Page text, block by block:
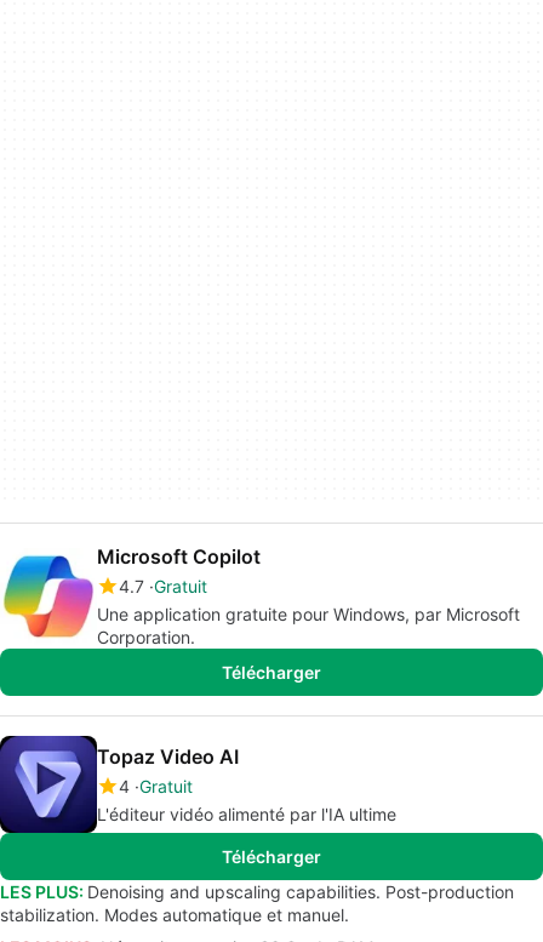
Microsoft Copilot
4.7 Gratuit
Une application gratuite pour Windows, par Microsoft
Corporation.
Télécharger
Topaz Video AI
4 Gratuit
L'éditeur vidéo alimenté par l'IA ultime
Télécharger
LES PLUS: Denoising and upscaling capabilities. Post-production
stabilization. Modes automatique et manuel.